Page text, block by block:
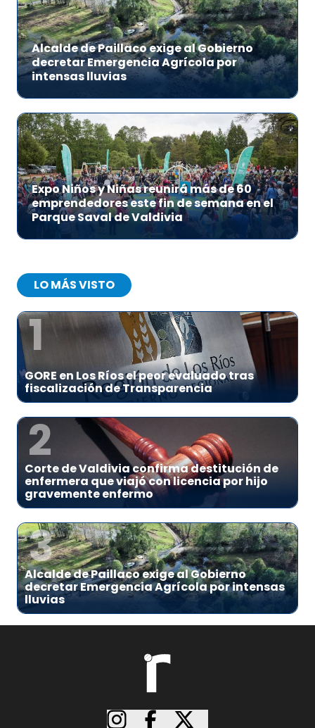
Alcalde de Paillaco exige al Gobierno
decretar Emergencia Agrícola por
intensas lluvias
Expo Niños y Niñas reunirá más de 60
emprendedores este fin de semana en el
Parque Saval de Valdivia
LO MÁS VISTO
1
GORE en Los Ríos el peor evaluado tras
fiscalización de Transparencia
2
Corte de Valdivia confirma destitución de
enfermera que viajó con licencia por hijo
gravemente enfermo
3
Alcalde de Paillaco exige al Gobierno
decretar Emergencia Agrícola por intensas
lluvias